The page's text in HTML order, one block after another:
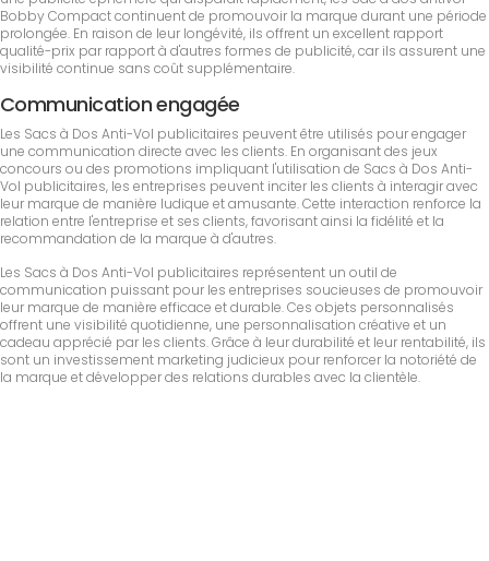
Bobby Compact continuent de promouvoir la marque durant une période
prolongée. En raison de leur longévité, ils offrent un excellent rapport
qualité-prix par rapport à d'autres formes de publicité, car ils assurent une
visibilité continue sans coût supplémentaire.
Communication engagée
Les Sacs à Dos Anti-Vol publicitaires peuvent être utilisés pour engager
une communication directe avec les clients. En organisant des jeux
concours ou des promotions impliquant l'utilisation de Sacs à Dos Anti-
Vol publicitaires, les entreprises peuvent inciter les clients à interagir avec
leur marque de manière ludique et amusante. Cette interaction renforce la
relation entre l'entreprise et ses clients, favorisant ainsi la fidélité et la
recommandation de la marque à d'autres.
Les Sacs à Dos Anti-Vol publicitaires représentent un outil de
communication puissant pour les entreprises soucieuses de promouvoir
leur marque de manière efficace et durable. Ces objets personnalisés
offrent une visibilité quotidienne, une personnalisation créative et un
cadeau apprécié par les clients. Grâce à leur durabilité et leur rentabilité, ils
sont un investissement marketing judicieux pour renforcer la notoriété de
la marque et développer des relations durables avec la clientèle.